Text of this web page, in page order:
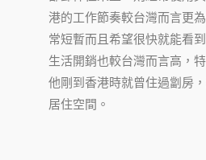
港的工作節奏較台灣而言更
常短暫而且希望很快就能看
生活開銷也較台灣而言高，
他剛到香港時就曾住過劏房
居住空間。